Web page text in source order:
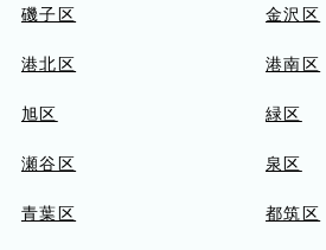
磯子区 金沢区
港北区 港南区
旭区 緑区
瀬谷区 泉区
青葉区 都筑区